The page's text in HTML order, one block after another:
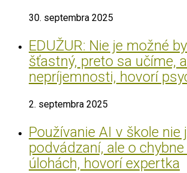
30. septembra 2025
EDUŽUR: Nie je možné
šťastný, preto sa učíme,
nepríjemnosti, hovorí
2. septembra 2025
Používanie AI v škole nie
podvádzaní, ale o
úlohách, hovorí expertka